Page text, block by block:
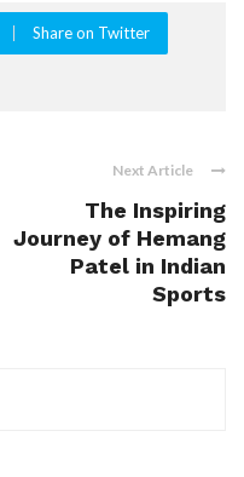
Share on Twitter
Next Article
The Inspiring
Journey of Hemang
Patel in Indian
Sports